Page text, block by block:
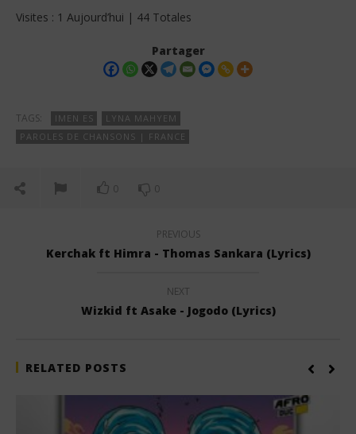
Visites : 1 Aujourd’hui | 44 Totales
Partager
TAGS: IMEN ES
LYNA MAHYEM
PAROLES DE CHANSONS | FRANCE
0 0
PREVIOUS
Kerchak ft Himra - Thomas Sankara (Lyrics)
NEXT
Wizkid ft Asake - Jogodo (Lyrics)
RELATED POSTS